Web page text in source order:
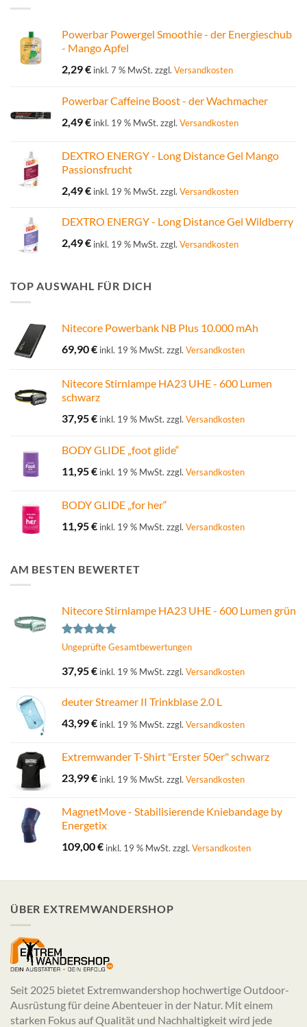
Powerbar Powergel Smoothie - der Energieschub
- Mango Apfel
2,29€ inkl. 7 % MwSt. zzgl. Versandkosten
Powerbar Caffeine Boost - der Wachmacher
2,49€ inkl. 19 % MwSt. zzgl. Versandkosten
DEXTRO ENERGY - Long Distance Gel Mango
Passionsfrucht
2,49€ inkl. 19 % MwSt. zzgl. Versandkosten
DEXTRO ENERGY - Long Distance Gel Wildberry
2,49€ inkl. 19 % MwSt. zzgl. Versandkosten
TOP AUSWAHL FÜR DICH
Nitecore Powerbank NB Plus 10.000 mAh
69,90€ inkl. 19 % MwSt. zzgl. Versandkosten
Nitecore Stirnlampe HA23 UHE - 600 Lumen
schwarz
37,95€ inkl. 19 % MwSt. zzgl. Versandkosten
BODY GLIDE „foot glide“
11,95€ inkl. 19 % MwSt. zzgl. Versandkosten
BODY GLIDE „for her“
11,95€ inkl. 19 % MwSt. zzgl. Versandkosten
AM BESTEN BEWERTET
Nitecore Stirnlampe HA23 UHE - 600 Lumen grün
Bewertet
von 5
Ungeprüfte Gesamtbewertungen
37,95€ inkl. 19 % MwSt. zzgl. Versandkosten
deuter Streamer II Trinkblase 2.0 L
43,99€ inkl. 19 % MwSt. zzgl. Versandkosten
Extremwander T-Shirt "Erster 50er" schwarz
23,99€ inkl. 19 % MwSt. zzgl. Versandkosten
MagnetMove - Stabilisierende Kniebandage by
Energetix
109,00€ inkl. 19 % MwSt. zzgl. Versandkosten
ÜBER EXTREMWANDERSHOP
Seit 2025 bietet Extremwandershop hochwertige Outdoor-
Ausrüstung für deine Abenteuer in der Natur. Mit einem
starken Fokus auf Qualität und Nachhaltigkeit wird jede